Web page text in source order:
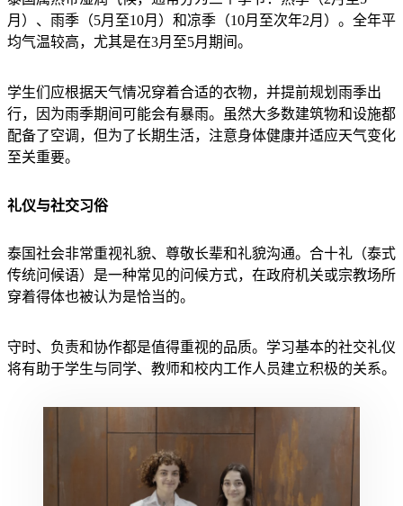
月）、雨季（5月至10月）和凉季（10月至次年2月）。全年平
均气温较高，尤其是在3月至5月期间。
学生们应根据天气情况穿着合适的衣物，并提前规划雨季出
行，因为雨季期间可能会有暴雨。虽然大多数建筑物和设施都
配备了空调，但为了长期生活，注意身体健康并适应天气变化
至关重要。
礼仪与社交习俗
泰国社会非常重视礼貌、尊敬长辈和礼貌沟通。合十礼（泰式
传统问候语）是一种常见的问候方式，在政府机关或宗教场所
穿着得体也被认为是恰当的。
守时、负责和协作都是值得重视的品质。学习基本的社交礼仪
将有助于学生与同学、教师和校内工作人员建立积极的关系。